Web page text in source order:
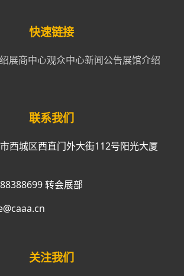
快速链接
展商中心观众中心新闻公告展馆介绍
联系我们
西城区西直门外大街112号阳光大厦
转会展部
关注我们